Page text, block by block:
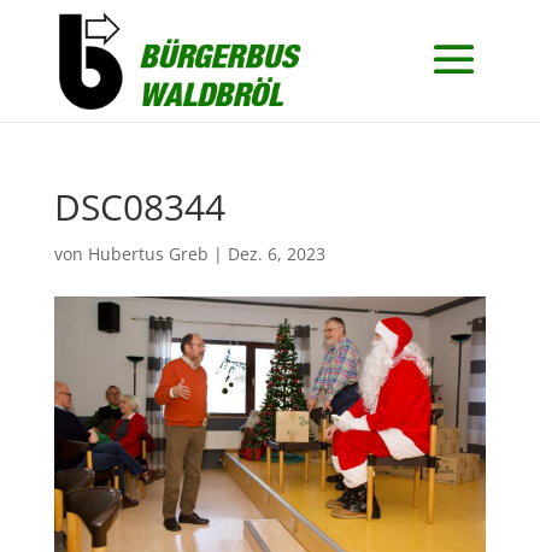
DSC08344
von Hubertus Greb | Dez. 6, 2023